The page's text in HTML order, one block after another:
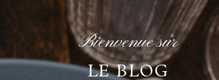
Bienvenue sur
LE BLOG